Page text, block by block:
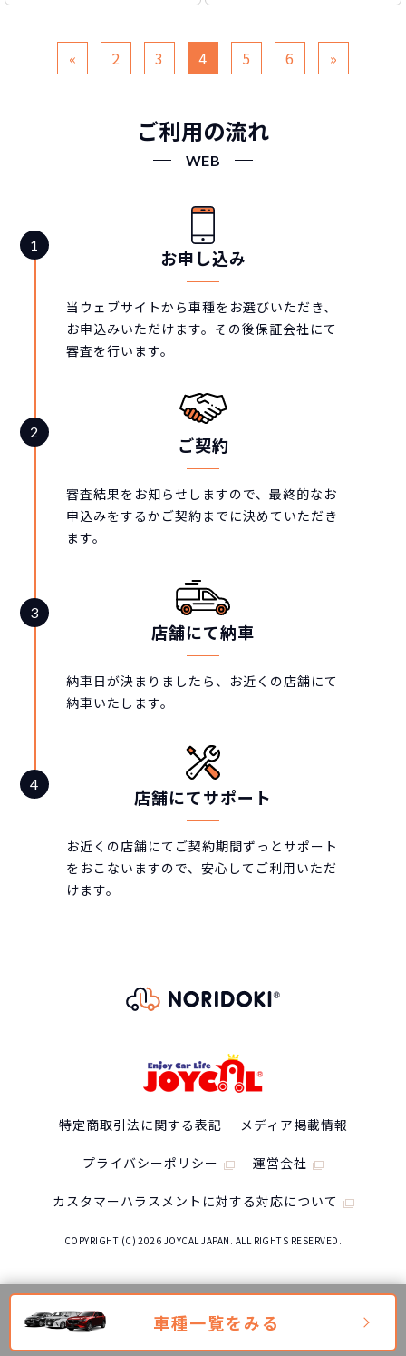
« 2 3 4 5 6 »
ご利用の流れ
WEB
お申し込み
当ウェブサイトから車種をお選びいただき、
お申込みいただけます。その後保証会社にて
審査を行います。
ご契約
審査結果をお知らせしますので、最終的なお
申込みをするかご契約までに決めていただき
ます。
店舗にて納車
納車日が決まりましたら、お近くの店舗にて
納車いたします。
店舗にてサポート
お近くの店舗にてご契約期間ずっとサポート
をおこないますので、安心してご利用いただ
けます。
特定商取引法に関する表記 メディア掲載情報
プライバシーポリシー 運営会社
カスタマーハラスメントに対する対応について
COPYRIGHT (C) 2026 JOYCAL JAPAN. ALL RIGHTS RESERVED.
車種一覧をみる